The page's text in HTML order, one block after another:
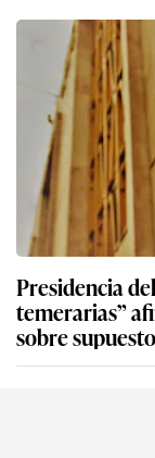
Presidencia
temerarias”
sobre